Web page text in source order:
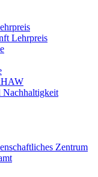
Lehrpreis
Nachhaltigkeit
Zentrum